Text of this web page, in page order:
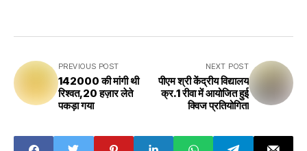
PREVIOUS POST
142000 की मांगी थी
रिश्वत,20 हज़ार लेते
पकड़ा गया
NEXT POST
पीएम श्री केंद्रीय विद्यालय
क्र.1 रीवा में आयोजित हुई
क्विज प्रतियोगिता